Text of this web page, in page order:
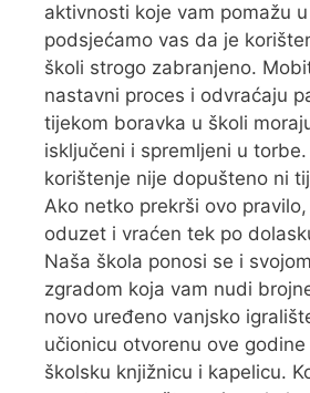
aktivnosti koje vam pomažu
podsjećamo vas da je
školi strogo zabranjeno.
nastavni proces i odvraćaju
tijekom boravka u školi
isključeni i spremljeni u
korištenje nije dopušteno ni
Ako netko prekrši ovo
oduzet i vraćen tek po
Naša škola ponosi se i
zgradom koja vam nudi
novo uređeno vanjsko
učionicu otvorenu ove
školsku knjižnicu i kapelicu.